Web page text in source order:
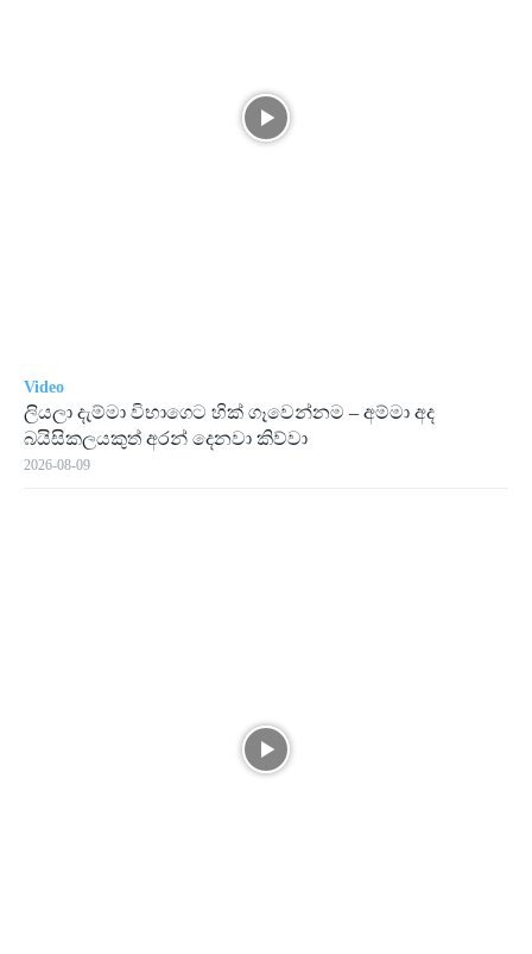
Video
ලියලා දැම්මා විභාගෙට හික් ගෑවෙන්නම – අම්මා අද
බයිසිකලයකුත් අරන් දෙනවා කිව්වා
2026-08-09